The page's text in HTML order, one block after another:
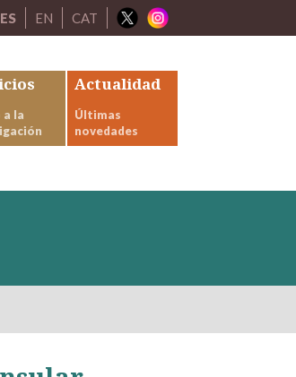
ES EN CAT
a la
Actualidad
Últimas
novedades